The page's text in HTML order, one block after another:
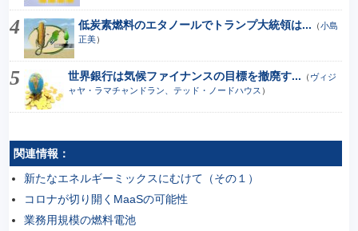
低炭素燃料のエタノールでトランプ大統領は... （小島
正美）
世界銀行は気候ファイナンスの目標を撤廃す... （ ヴィジ
ャヤ・ラマチャンドラン、テッド・ノードハウス ）
関連情報：
新たなエネルギーミックスにむけて（その１）
コロナが切り開くMaaSの可能性
業務用規模の燃料電池